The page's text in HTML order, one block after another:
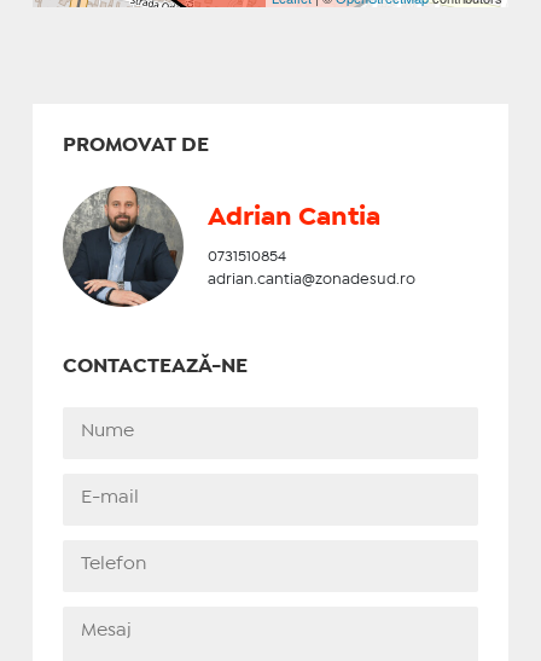
PROMOVAT DE
Adrian Cantia
0731510854
adrian.cantia@zonadesud.ro
CONTACTEAZĂ-NE